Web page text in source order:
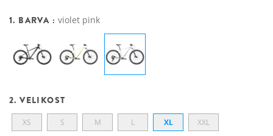
1. BARVA :violet pink
2. VELIKOST
XS S M L XL XXL